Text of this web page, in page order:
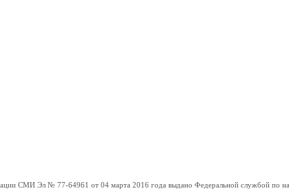
СМИ Эл № 77-64961 от 04 марта 2016 года выдано Федеральной службой по